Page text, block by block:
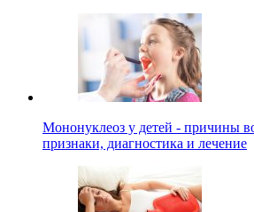
Мононуклеоз у детей - причины
признаки, диагностика и лечение